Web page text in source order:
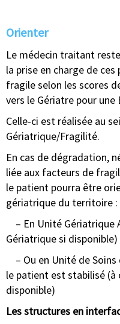
Orienter
Le médecin traitant
la prise en charge de
fragile selon les scores
vers le Gériatre pour une
Celle-ci est réalisée au
Gériatrique/Fragilité.
En cas de dégradation,
liée aux facteurs de
le patient pourra être
gériatrique du territoire :
– En Unité Gériatrique
Gériatrique si disponible)
– Ou en Unité de
le patient est stabilisé
disponible)
Les structures en